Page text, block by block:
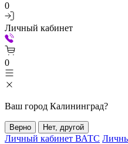
0
Личный кабинет
0
Ваш город Калининград?
Верно Нет, другой
Личный кабинет ВАТС